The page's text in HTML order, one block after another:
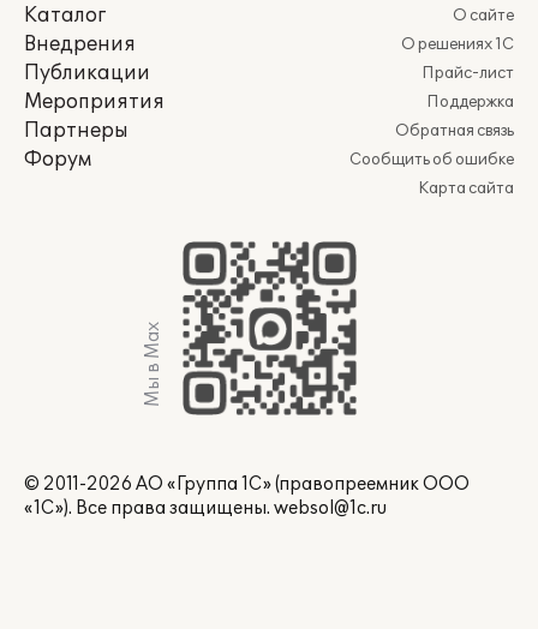
Каталог
Внедрения
Публикации
Мероприятия
Партнеры
Форум
О сайте
О решениях 1С
Прайс-лист
Поддержка
Обратная связь
Сообщить об ошибке
Карта сайта
Мы в Max
© 2011-2026 АО «Группа 1С» (правопреемник ООО
«1С»). Все права защищены. websol@1c.ru